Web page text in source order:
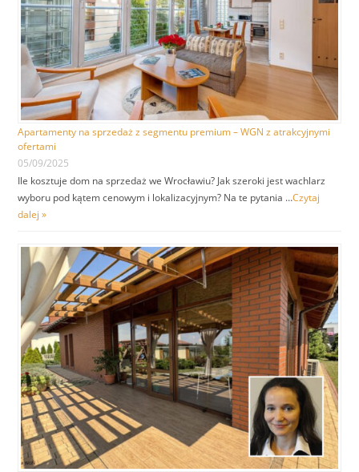
Apartamenty na sprzedaż z segmentu premium – WGN z atrakcyjnymi
ofertami
05/09/2025
Ile kosztuje dom na sprzedaż we Wrocławiu? Jak szeroki jest wachlarz
wyboru pod kątem cenowym i lokalizacyjnym? Na te pytania …Czytaj
dalej »